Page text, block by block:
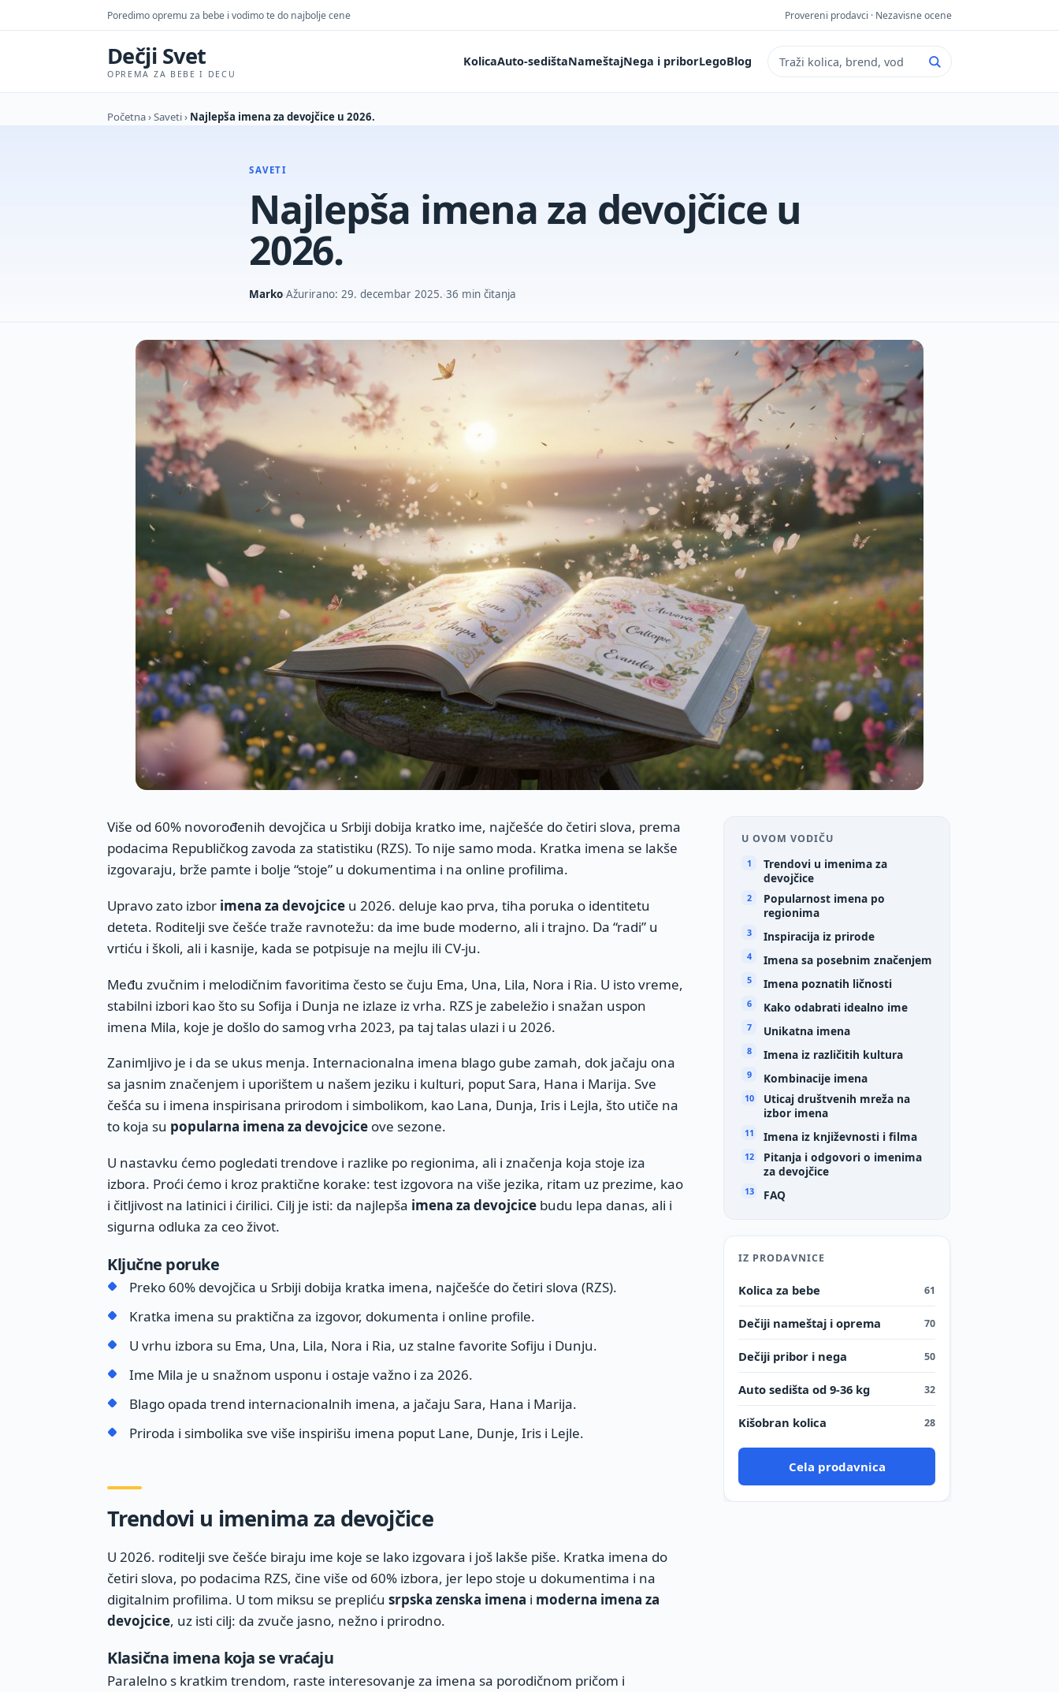
Poredimo opremu za bebe i vodimo te do najbolje cene Provereni prodavci · Nezavisne ocene
Dečji Svet
OPREMA ZA BEBE I DECU
KolicaAuto-sedištaNameštajNega i priborLegoBlog
Pretraga sajta
Početna›Saveti› Najlepša imena za devojčice u 2026.
SAVETI
Najlepša imena za devojčice u
2026.
Marko Ažurirano: 29. decembar 2025. 36 min čitanja
Više od 60% novorođenih devojčica u Srbiji dobija kratko ime, najčešće do četiri slova, prema
podacima Republičkog zavoda za statistiku (RZS). To nije samo moda. Kratka imena se lakše
izgovaraju, brže pamte i bolje “stoje” u dokumentima i na online profilima.
Upravo zato izbor imena za devojcice u 2026. deluje kao prva, tiha poruka o identitetu
deteta. Roditelji sve češće traže ravnotežu: da ime bude moderno, ali i trajno. Da “radi” u
vrtiću i školi, ali i kasnije, kada se potpisuje na mejlu ili CV-ju.
Među zvučnim i melodičnim favoritima često se čuju Ema, Una, Lila, Nora i Ria. U isto vreme,
stabilni izbori kao što su Sofija i Dunja ne izlaze iz vrha. RZS je zabeležio i snažan uspon
imena Mila, koje je došlo do samog vrha 2023, pa taj talas ulazi i u 2026.
Zanimljivo je i da se ukus menja. Internacionalna imena blago gube zamah, dok jačaju ona
sa jasnim značenjem i uporištem u našem jeziku i kulturi, poput Sara, Hana i Marija. Sve
češća su i imena inspirisana prirodom i simbolikom, kao Lana, Dunja, Iris i Lejla, što utiče na
to koja su popularna imena za devojcice ove sezone.
U nastavku ćemo pogledati trendove i razlike po regionima, ali i značenja koja stoje iza
izbora. Proći ćemo i kroz praktične korake: test izgovora na više jezika, ritam uz prezime, kao
i čitljivost na latinici i ćirilici. Cilj je isti: da najlepša imena za devojcice budu lepa danas, ali i
sigurna odluka za ceo život.
Ključne poruke
Preko 60% devojčica u Srbiji dobija kratka imena, najčešće do četiri slova (RZS).
Kratka imena su praktična za izgovor, dokumenta i online profile.
U vrhu izbora su Ema, Una, Lila, Nora i Ria, uz stalne favorite Sofiju i Dunju.
Ime Mila je u snažnom usponu i ostaje važno i za 2026.
Blago opada trend internacionalnih imena, a jačaju Sara, Hana i Marija.
Priroda i simbolika sve više inspirišu imena poput Lane, Dunje, Iris i Lejle.
Trendovi u imenima za devojčice
U 2026. roditelji sve češće biraju ime koje se lako izgovara i još lakše piše. Kratka imena do
četiri slova, po podacima RZS, čine više od 60% izbora, jer lepo stoje u dokumentima i na
digitalnim profilima. U tom miksu se prepliću srpska zenska imena i moderna imena za
devojcice, uz isti cilj: da zvuče jasno, nežno i prirodno.
Klasična imena koja se vraćaju
Paralelno s kratkim trendom, raste interesovanje za imena sa porodičnom pričom i
U OVOM VODIČU
Trendovi u imenima za
devojčice
Popularnost imena po
regionima
Inspiracija iz prirode
Imena sa posebnim značenjem
Imena poznatih ličnosti
Kako odabrati idealno ime
Unikatna imena
Imena iz različitih kultura
Kombinacije imena
Uticaj društvenih mreža na
izbor imena
Imena iz književnosti i filma
Pitanja i odgovori o imenima
za devojčice
FAQ
IZ PRODAVNICE
Kolica za bebe 61
Dečiji nameštaj i oprema 70
Dečiji pribor i nega 50
Auto sedišta od 9-36 kg 32
Kišobran kolica 28
Cela prodavnica